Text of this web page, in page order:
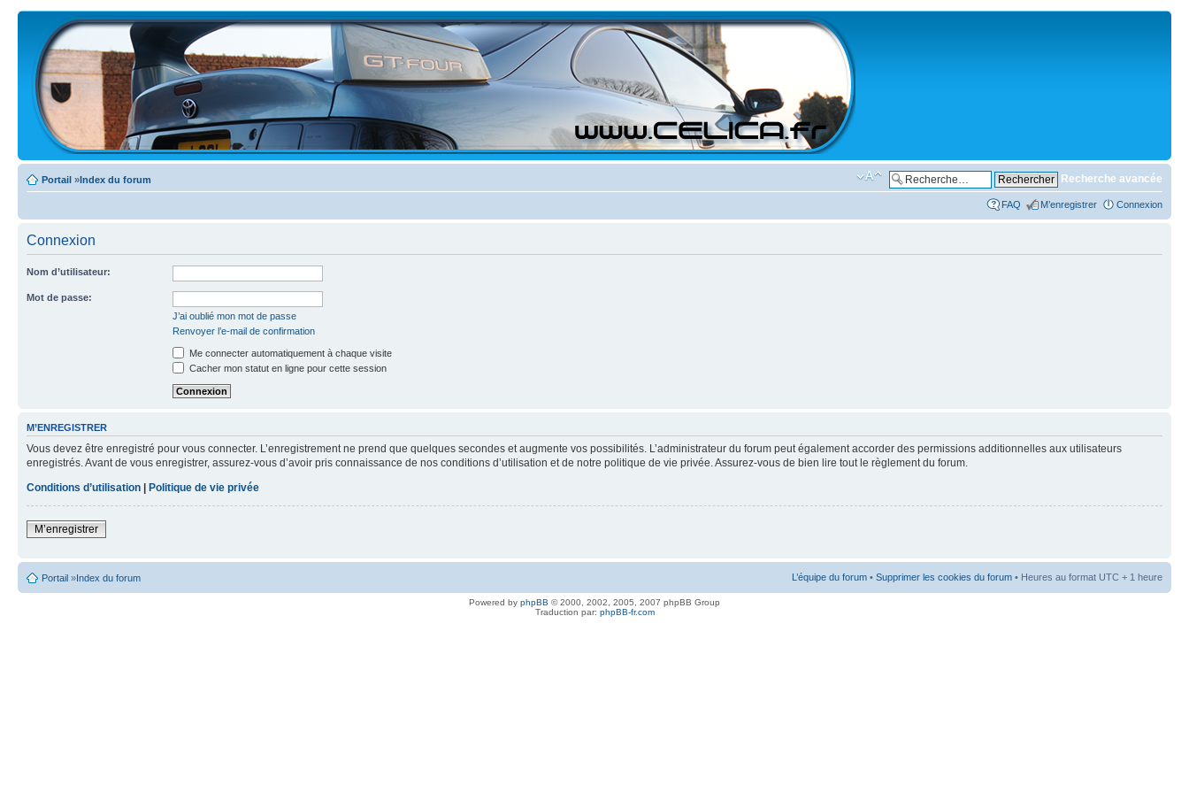
Portail »Index du forum Recherche avancée
FAQ M’enregistrer Connexion
Connexion
Nom d’utilisateur:
Mot de passe:
J’ai oublié mon mot de passe
Renvoyer l’e-mail de confirmation
Me connecter automatiquement à chaque visite
Cacher mon statut en ligne pour cette session
M’ENREGISTRER
Vous devez être enregistré pour vous connecter. L’enregistrement ne prend que quelques secondes et augmente vos possibilités. L’administrateur du forum peut également accorder des permissions additionnelles aux utilisateurs
enregistrés. Avant de vous enregistrer, assurez-vous d’avoir pris connaissance de nos conditions d’utilisation et de notre politique de vie privée. Assurez-vous de bien lire tout le règlement du forum.
Conditions d’utilisation | Politique de vie privée
M’enregistrer
Portail »Index du forum L’équipe du forum • Supprimer les cookies du forum • Heures au format UTC + 1 heure
Powered by phpBB © 2000, 2002, 2005, 2007 phpBB Group
Traduction par: phpBB-fr.com